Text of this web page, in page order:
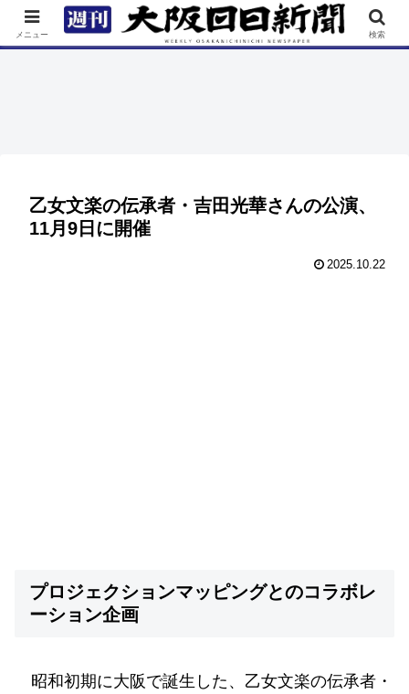
TOP 特集 ニュース 連載 街ネタ イベント
乙女文楽の伝承者・吉田光華さんの公演、
11月9日に開催
2025.10.22
プロジェクションマッピングとのコラボレ
ーション企画
昭和初期に大阪で誕生した、乙女文楽の伝承者・
メニュー 検索